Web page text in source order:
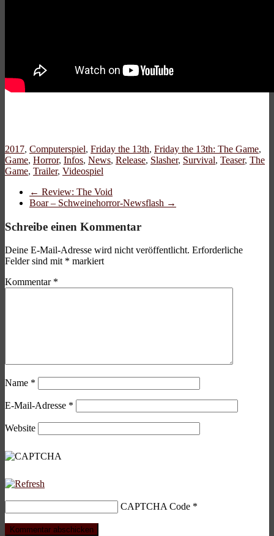
2017, Computerspiel, Friday the 13th, Friday the 13th: The Game,
Game, Horror, Infos, News, Release, Slasher, Survival, Teaser, The
Game, Trailer, Videospiel
← Review: The Void
Boar – Schweinehorror-Newsflash →
Schreibe einen Kommentar
Deine E-Mail-Adresse wird nicht veröffentlicht. Erforderliche
Felder sind mit * markiert
Kommentar *
Name *
E-Mail-Adresse *
Website
CAPTCHA Code *